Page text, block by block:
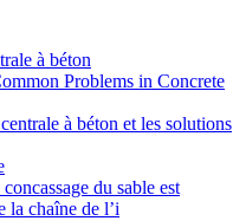
à béton
Problems in Concrete
à béton et les solutions
du sable est
la chaîne de l’i